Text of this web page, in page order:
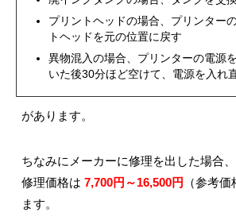
プリントヘッドの場合、プリンター
トヘッドを元の位置に戻す
異物混入の場合、プリンターの電源
いた後30分ほど空けて、電源を入れ
があります。
ちなみにメーカーに修理を出した場合、
修理価格は 7,700円～16,500円
（参考
ます。